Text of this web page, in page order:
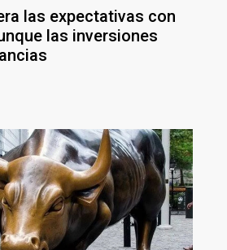
las expectativas con
las inversiones